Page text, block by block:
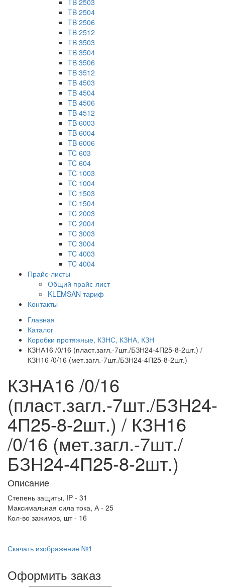
TB 2504
TB 2506
TB 2512
TB 3503
TB 3504
TB 3506
TB 3512
TB 4503
TB 4504
TB 4506
TB 4512
TB 6003
TB 6004
TB 6006
TC 603
TC 604
TC 1003
TC 1004
TC 1503
TC 1504
TC 2003
TC 2004
TC 3003
TC 3004
TC 4003
TC 4004
Прайс-листы
Общий прайс-лист
KLEMSAN тариф
Контакты
Главная
Каталог
Коробки протяжные, КЗНС, КЗНА, КЗН
КЗНА16 /0/16 (пласт.загл.-7шт./БЗН24-4П25-8-2шт.) /
КЗН16 /0/16 (мет.загл.-7шт./БЗН24-4П25-8-2шт.)
КЗНА16 /0/16
(пласт.загл.-7шт./БЗН24-
4П25-8-2шт.) / КЗН16
/0/16 (мет.загл.-7шт./
БЗН24-4П25-8-2шт.)
Описание
Степень защиты, IP - 31
Максимальная сила тока, А - 25
Кол-во зажимов, шт - 16
Скачать изображение №1
Оформить заказ